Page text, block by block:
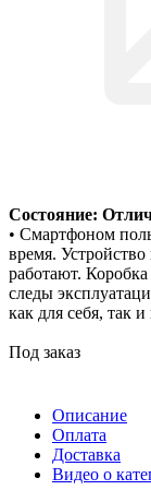
Состояние:
• Смартфоном
время.
работают.
следы
как для себя, так
Под заказ
Описание
Оплата
Доставка
Видео о